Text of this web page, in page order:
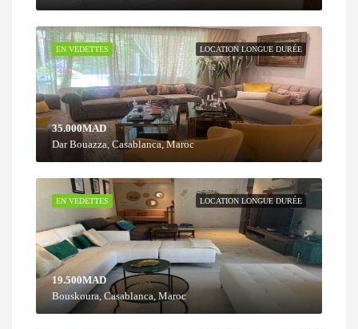
LOCATION LONGUE DURÉE
EN VEDETTES
35.000MAD
Dar Bouazza, Casablanca, Maroc
LOCATION LONGUE DURÉE
EN VEDETTES
19.500MAD
Bouskoura, Casablanca, Maroc